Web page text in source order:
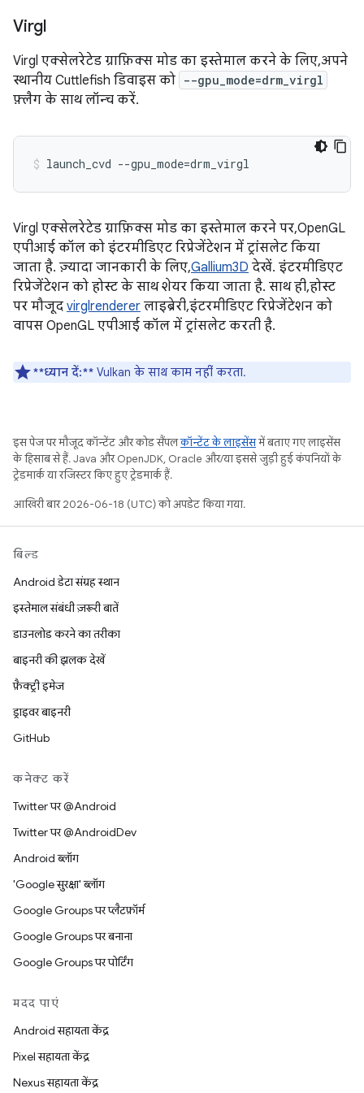
Virgl
Virgl एक्सेलरेटेड ग्राफ़िक्स मोड का इस्तेमाल करने के लिए, अपने
स्थानीय Cuttlefish डिवाइस को --gpu_mode=drm_virgl
फ़्लैग के साथ लॉन्च करें.
Virgl एक्सेलरेटेड ग्राफ़िक्स मोड का इस्तेमाल करने पर, OpenGL
एपीआई कॉल को इंटरमीडिएट रिप्रेजेंटेशन में ट्रांसलेट किया
जाता है. ज़्यादा जानकारी के लिए,Gallium3D देखें. इंटरमीडिएट
रिप्रेजेंटेशन को होस्ट के साथ शेयर किया जाता है. साथ ही, होस्ट
पर मौजूद virglrenderer लाइब्रेरी, इंटरमीडिएट रिप्रेजेंटेशन को
वापस OpenGL एपीआई कॉल में ट्रांसलेट करती है.
**ध्यान दें:** Vulkan के साथ काम नहीं करता.
इस पेज पर मौजूद कॉन्टेंट और कोड सैंपलकॉन्टेंट के लाइसेंसमें बताए गए लाइसेंस
के हिसाब से हैं. Java और OpenJDK, Oracle और/या इससे जुड़ी हुई कंपनियों के
ट्रेडमार्क या रजिस्टर किए हुए ट्रेडमार्क हैं.
आखिरी बार 2026-06-18 (UTC) को अपडेट किया गया.
बिल्ड
Android डेटा संग्रह स्थान
इस्तेमाल संबंधी ज़रूरी बातें
डाउनलोड करने का तरीका
बाइनरी की झलक देखें
फ़ैक्ट्री इमेज
ड्राइवर बाइनरी
GitHub
कनेक्ट करें
Twitter पर @Android
Twitter पर @AndroidDev
Android ब्लॉग
'Google सुरक्षा' ब्लॉग
Google Groups पर प्लैटफ़ॉर्म
Google Groups पर बनाना
Google Groups पर पोर्टिंग
मदद पाएं
Android सहायता केंद्र
Pixel सहायता केंद्र
Nexus सहायता केंद्र